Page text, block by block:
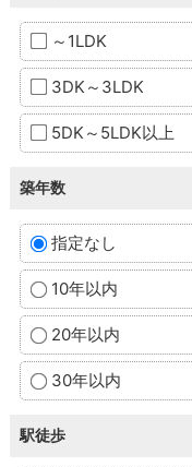
～1LDK
3DK～3LDK
5DK～5LDK以上
築年数
指定なし
10年以内
20年以内
30年以内
駅徒歩